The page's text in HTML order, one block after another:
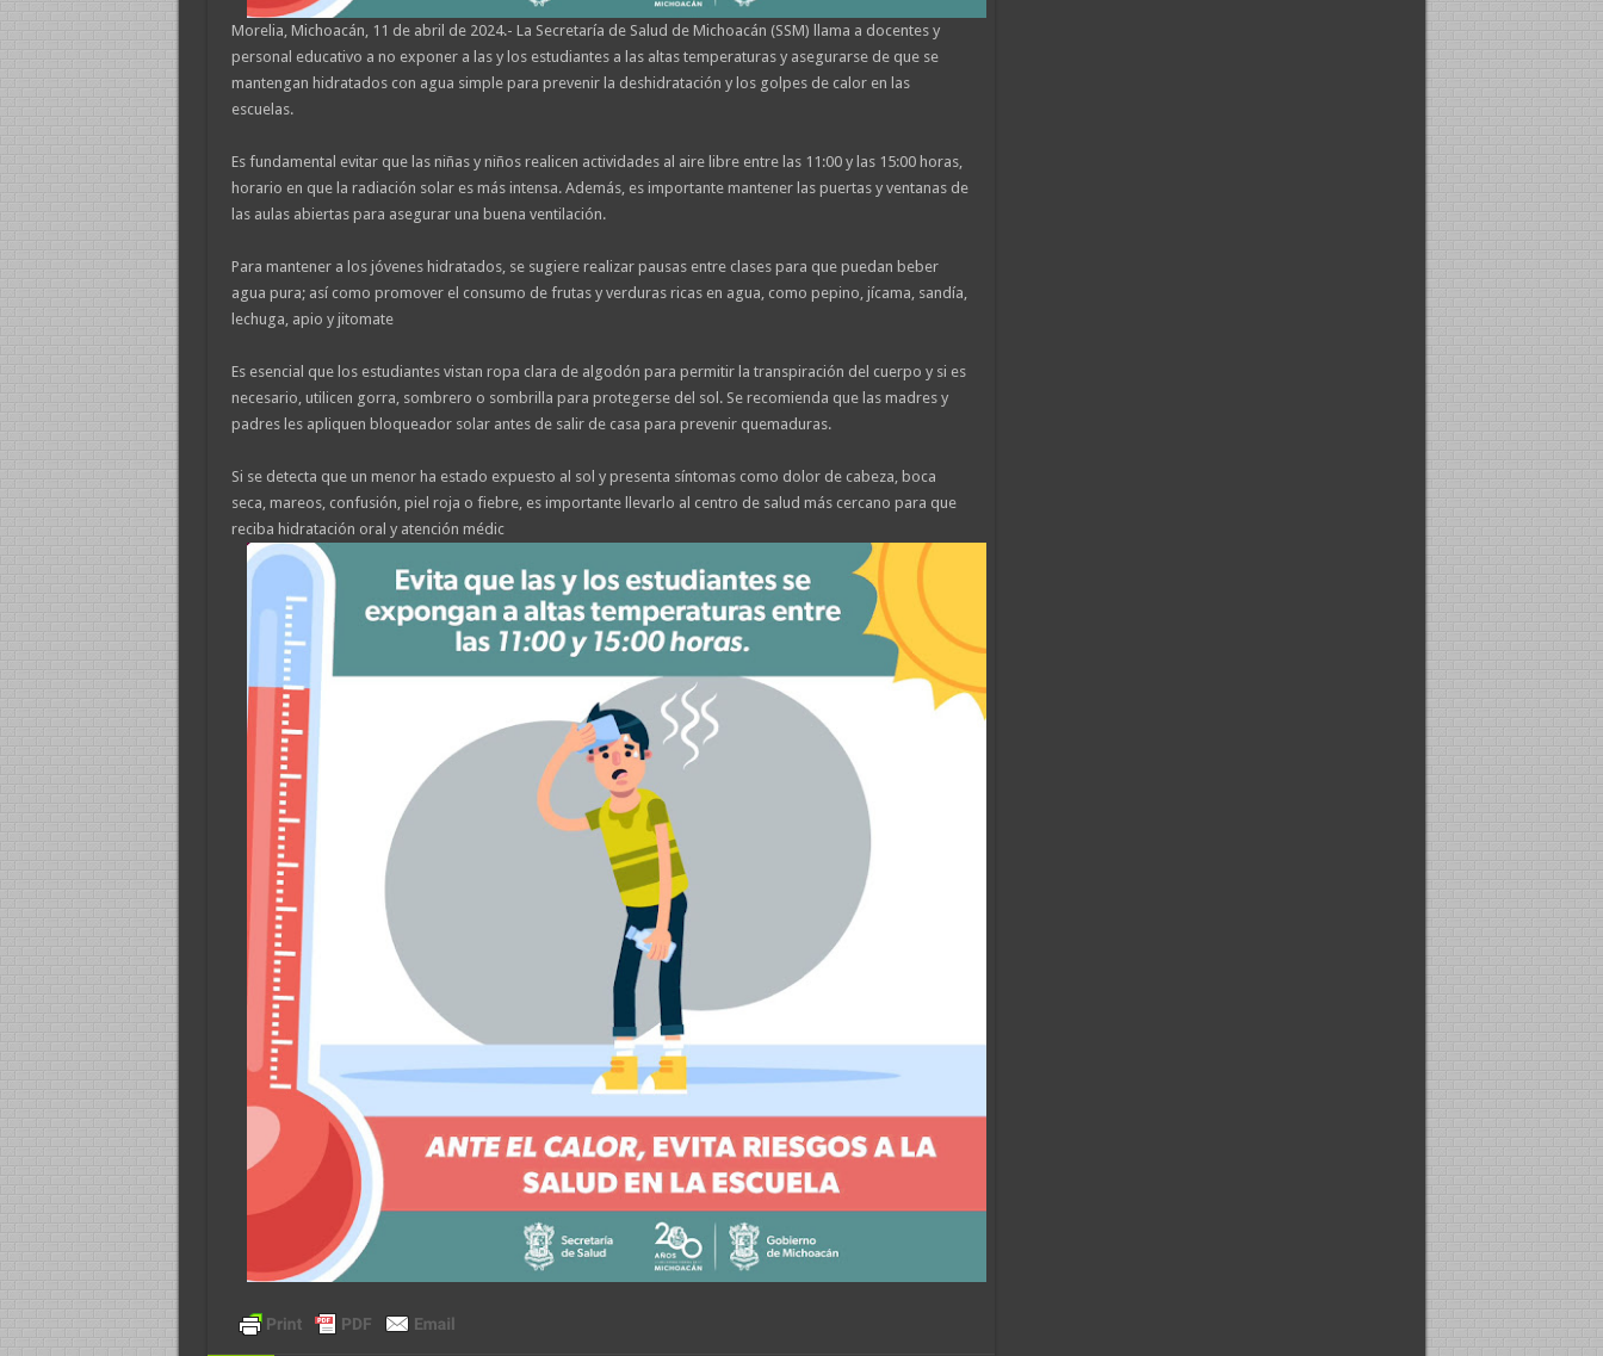
Morelia, Michoacán, 11 de abril de 2024.- La Secretaría de Salud de Michoacán (SSM) llama a docentes y
personal educativo a no exponer a las y los estudiantes a las altas temperaturas y asegurarse de que se
mantengan hidratados con agua simple para prevenir la deshidratación y los golpes de calor en las
escuelas.
Es fundamental evitar que las niñas y niños realicen actividades al aire libre entre las 11:00 y las 15:00 horas,
horario en que la radiación solar es más intensa. Además, es importante mantener las puertas y ventanas de
las aulas abiertas para asegurar una buena ventilación.
Para mantener a los jóvenes hidratados, se sugiere realizar pausas entre clases para que puedan beber
agua pura; así como promover el consumo de frutas y verduras ricas en agua, como pepino, jícama, sandía,
lechuga, apio y jitomate
Es esencial que los estudiantes vistan ropa clara de algodón para permitir la transpiración del cuerpo y si es
necesario, utilicen gorra, sombrero o sombrilla para protegerse del sol. Se recomienda que las madres y
padres les apliquen bloqueador solar antes de salir de casa para prevenir quemaduras.
Si se detecta que un menor ha estado expuesto al sol y presenta síntomas como dolor de cabeza, boca
seca, mareos, confusión, piel roja o fiebre, es importante llevarlo al centro de salud más cercano para que
reciba hidratación oral y atención médic